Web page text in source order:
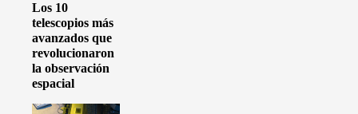
Los 10
telescopios más
avanzados que
revolucionaron
la observación
espacial